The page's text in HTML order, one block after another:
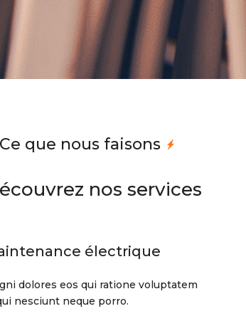
Ce que nous faisons
nos services
électrique
dolores eos qui ratione voluptatem
nesciunt neque porro.